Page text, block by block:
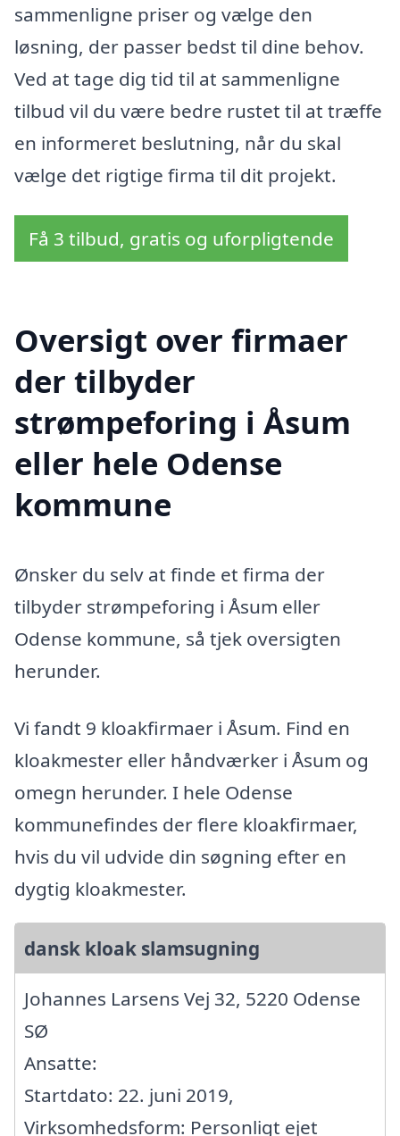
sammenligne priser og vælge den
løsning, der passer bedst til dine behov.
Ved at tage dig tid til at sammenligne
tilbud vil du være bedre rustet til at træffe
en informeret beslutning, når du skal
vælge det rigtige firma til dit projekt.
Få 3 tilbud, gratis og uforpligtende
Oversigt over firmaer
der tilbyder
strømpeforing i Åsum
eller hele Odense
kommune
Ønsker du selv at finde et firma der
tilbyder strømpeforing i Åsum eller
Odense kommune, så tjek oversigten
herunder.
Vi fandt 9 kloakfirmaer i Åsum. Find en
kloakmester eller håndværker i Åsum og
omegn herunder. I hele Odense
kommunefindes der flere kloakfirmaer,
hvis du vil udvide din søgning efter en
dygtig kloakmester.
dansk kloak slamsugning
Johannes Larsens Vej 32, 5220 Odense
SØ
Ansatte:
Startdato: 22. juni 2019,
Virksomhedsform: Personligt ejet